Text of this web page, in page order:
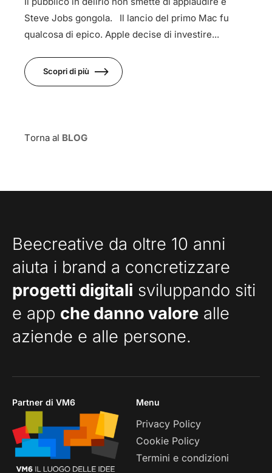
Steve Jobs gongola. Il lancio del primo Mac fu
qualcosa di epico. Apple decise di investire...
Scopri di più
Torna al BLOG
Beecreative da oltre 10 anni
aiuta i brand a concretizzare
progetti digitali sviluppando siti
e app che danno valore alle
aziende e alle persone.
Partner di VM6 Menu
Privacy Policy
Cookie Policy
Termini e condizioni